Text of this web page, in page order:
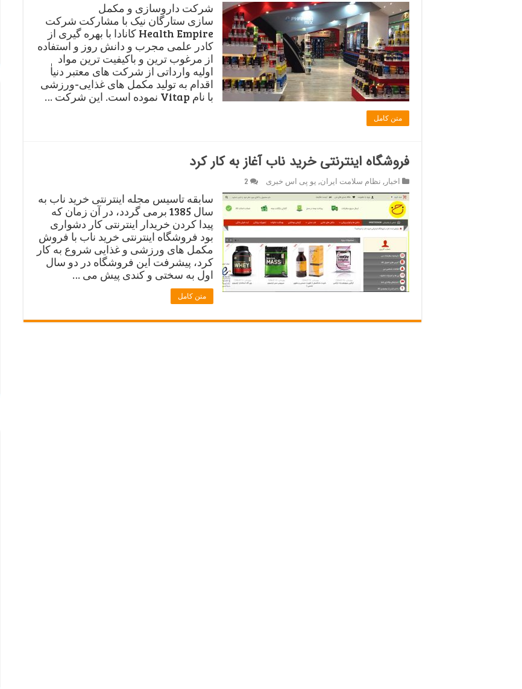
شرکت داروسازی و مکمل
سازی ستارگان نیک با مشارکت شرکت
Health Empire کانادا با بهره گیری از
کادر علمی مجرب و دانش روز و استفاده
از مرغوب ترین و باکیفیت ترین مواد
اولیه وارداتی از شرکت های معتبر دنیاٰ
اقدام به تولید مکمل های غذایی-ورزشی
با نام Vitap نموده است. این شرکت …
متن کامل
فروشگاه اینترنتی خرید ناب آغاز به کار کرد
اخبار , نظام سلامت ایران, یو پی اس خبری 2
سابقه تاسیس مجله اینترنتی خرید ناب به
سال 1385 برمی گردد، در آن زمان که
پیدا کردن خریدار اینترنتی کار دشواری
بود فروشگاه اینترنتی خرید ناب با فروش
مکمل های ورزشی و غذایی شروع به کار
کرد، پیشرفت این فروشگاه در دو سال
اول به سختی و کندی پیش می …
متن کامل